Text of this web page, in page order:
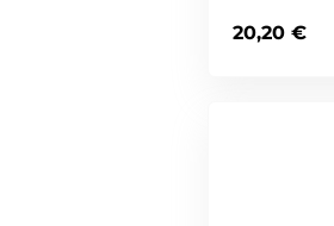
intégrer Mizon dans
– par exemple Snail Repair
20,20 €